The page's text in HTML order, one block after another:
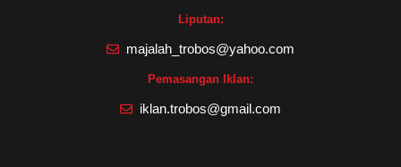
Liputan:
majalah_trobos@yahoo.com
Pemasangan Iklan:
iklan.trobos@gmail.com